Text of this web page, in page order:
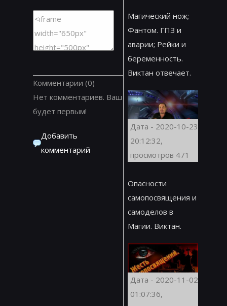
Комментарии (0)
Нет комментариев. Ваш
будет первым!
Добавить
комментарий
Магический нож;
Фантом. ГПЗ и
аварии; Рейки и
беременность.
Виктан отвечает.
Дата - 2020-10-23
20:12:32,
просмотров 471
Опасности
самопосвящения и
самоделов в
Магии. Виктан.
Дата - 2020-11-02
01:07:36,